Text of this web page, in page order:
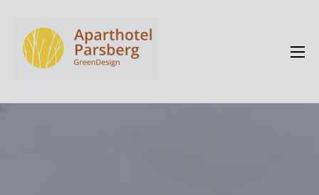
Inhalt
springenAparthotel Parsberg